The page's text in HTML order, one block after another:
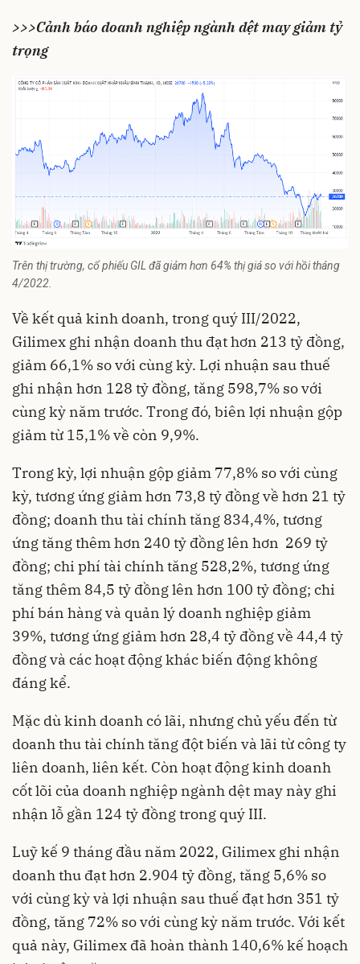
>>>Cảnh báo doanh nghiệp ngành dệt may giảm tỷ
trọng
Trên thị trường, cổ phiếu GIL đã giảm hơn 64% thị giá so với hồi tháng
4/2022.
Về kết quả kinh doanh, trong quý III/2022,
Gilimex ghi nhận doanh thu đạt hơn 213 tỷ đồng,
giảm 66,1% so với cùng kỳ. Lợi nhuận sau thuế
ghi nhận hơn 128 tỷ đồng, tăng 598,7% so với
cùng kỳ năm trước. Trong đó, biên lợi nhuận gộp
giảm từ 15,1% về còn 9,9%.
Trong kỳ, lợi nhuận gộp giảm 77,8% so với cùng
kỳ, tương ứng giảm hơn 73,8 tỷ đồng về hơn 21 tỷ
đồng; doanh thu tài chính tăng 834,4%, tương
ứng tăng thêm hơn 240 tỷ đồng lên hơn 269 tỷ
đồng; chi phí tài chính tăng 528,2%, tương ứng
tăng thêm 84,5 tỷ đồng lên hơn 100 tỷ đồng; chi
phí bán hàng và quản lý doanh nghiệp giảm
39%, tương ứng giảm hơn 28,4 tỷ đồng về 44,4 tỷ
đồng và các hoạt động khác biến động không
đáng kể.
Mặc dù kinh doanh có lãi, nhưng chủ yếu đến từ
doanh thu tài chính tăng đột biến và lãi từ công ty
liên doanh, liên kết. Còn hoạt động kinh doanh
cốt lõi của doanh nghiệp ngành dệt may này ghi
nhận lỗ gần 124 tỷ đồng trong quý III.
Luỹ kế 9 tháng đầu năm 2022, Gilimex ghi nhận
doanh thu đạt hơn 2.904 tỷ đồng, tăng 5,6% so
với cùng kỳ và lợi nhuận sau thuế đạt hơn 351 tỷ
đồng, tăng 72% so với cùng kỳ năm trước. Với kết
quả này, Gilimex đã hoàn thành 140,6% kế hoạch